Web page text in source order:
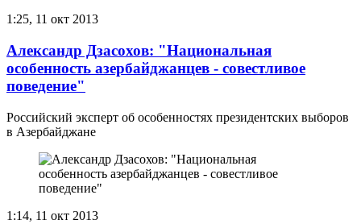
1:25, 11 окт 2013
Александр Дзасохов: "Национальная
особенность азербайджанцев - совестливое
поведение"
Российский эксперт об особенностях президентских выборов
в Азербайджане
1:14, 11 окт 2013